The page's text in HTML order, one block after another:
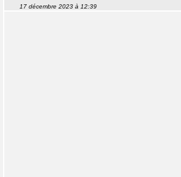
17 décembre 2023 à 12:39